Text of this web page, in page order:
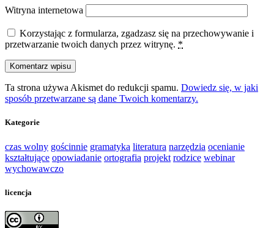
Witryna internetowa
Korzystając z formularza, zgadzasz się na przechowywanie i
przetwarzanie twoich danych przez witrynę. *
Ta strona używa Akismet do redukcji spamu. Dowiedz się, w jaki
sposób przetwarzane są dane Twoich komentarzy.
Kategorie
czas wolny gościnnie gramatyka literatura narzędzia ocenianie
kształtujące opowiadanie ortografia projekt rodzice webinar
wychowawczo
licencja